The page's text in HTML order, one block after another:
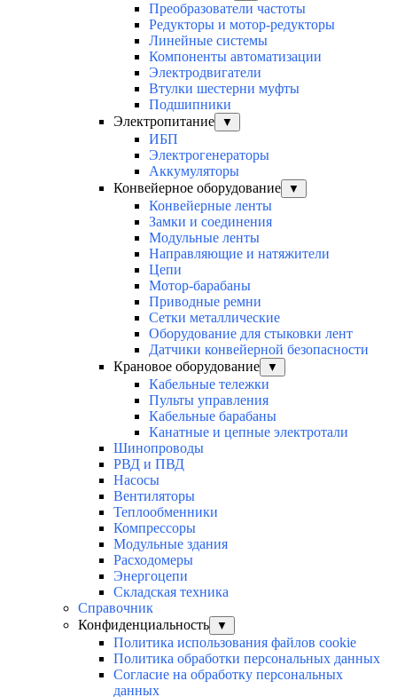
Преобразователи частоты
Редукторы и мотор-редукторы
Линейные системы
Компоненты автоматизации
Электродвигатели
Втулки шестерни муфты
Подшипники
Электропитание
▼
ИБП
Электрогенераторы
Аккумуляторы
Конвейерное оборудование
▼
Конвейерные ленты
Замки и соединения
Модульные ленты
Направляющие и натяжители
Цепи
Мотор-барабаны
Приводные ремни
Сетки металлические
Оборудование для стыковки лент
Датчики конвейерной безопасности
Крановое оборудование
▼
Кабельные тележки
Пульты управления
Кабельные барабаны
Канатные и цепные электротали
Шинопроводы
РВД и ПВД
Насосы
Вентиляторы
Теплообменники
Компрессоры
Модульные здания
Расходомеры
Энергоцепи
Складская техника
Справочник
Конфиденциальность
▼
Политика использования файлов cookie
Политика обработки персональных данных
Согласие на обработку персональных
данных